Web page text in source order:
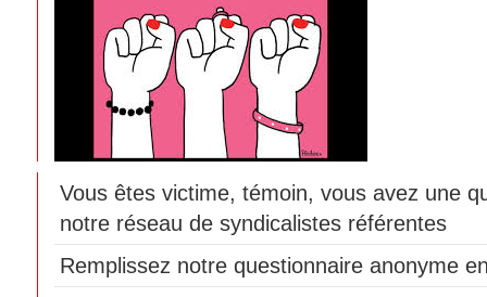
Vous êtes victime, témoin, vous avez une
notre réseau de syndicalistes référentes
Remplissez notre questionnaire anonyme